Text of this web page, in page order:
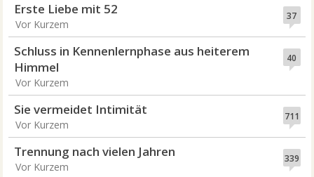
37
Erste Liebe mit 52
Vor Kurzem
40
Schluss in Kennenlernphase aus heiterem
Himmel
Vor Kurzem
711
Sie vermeidet Intimität
Vor Kurzem
339
Trennung nach vielen Jahren
Vor Kurzem